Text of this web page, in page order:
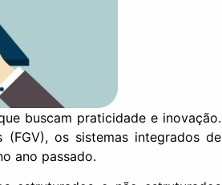
buscam praticidade e inovação.
(FGV), os sistemas integrados de
ano passado.